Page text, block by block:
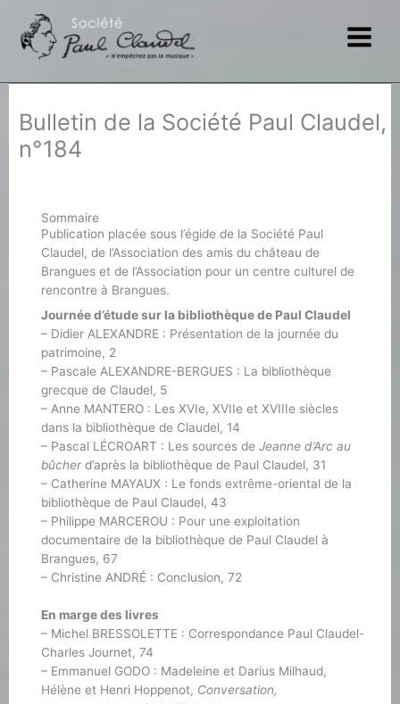
contenu
Bulletin de la Société Paul Claudel,
n°184
Sommaire
Publication placée sous l’égide de la Société Paul
Claudel, de l’Association des amis du château de
Brangues et de l’Association pour un centre culturel de
rencontre à Brangues.
Journée d’étude sur la bibliothèque de Paul Claudel
– Didier ALEXANDRE : Présentation de la journée du
patrimoine, 2
– Pascale ALEXANDRE-BERGUES : La bibliothèque
grecque de Claudel, 5
– Anne MANTERO : Les XVIe, XVIIe et XVIIIe siècles
dans la bibliothèque de Claudel, 14
– Pascal LÉCROART : Les sources de Jeanne d’Arc au
bûcherd’après la bibliothèque de Paul Claudel, 31
– Catherine MAYAUX : Le fonds extrême-oriental de la
bibliothèque de Paul Claudel, 43
– Philippe MARCEROU : Pour une exploitation
documentaire de la bibliothèque de Paul Claudel à
Brangues, 67
– Christine ANDRÉ : Conclusion, 72
En marge des livres
– Michel BRESSOLETTE : Correspondance Paul Claudel-
Charles Journet, 74
– Emmanuel GODO : Madeleine et Darius Milhaud,
Hélène et Henri Hoppenot, Conversation,